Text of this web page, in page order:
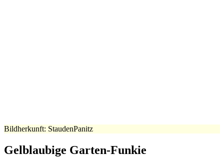
Bildherkunft: StaudenPanitz
Gelblaubige Garten-Funkie